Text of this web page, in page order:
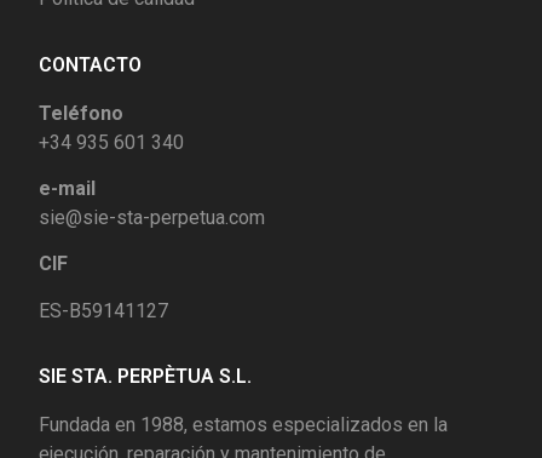
CONTACTO
Teléfono
+34 935 601 340
e-mail
sie@sie-sta-perpetua.com
CIF
ES-B59141127
SIE STA. PERPÈTUA S.L.
Fundada en 1988, estamos especializados en la